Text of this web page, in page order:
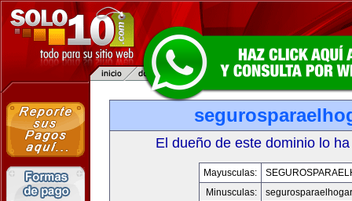
El dueño de este dominio lo
Mayusculas:
Minusculas: